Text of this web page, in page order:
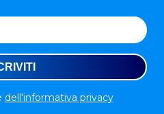
dell'informativa privacy